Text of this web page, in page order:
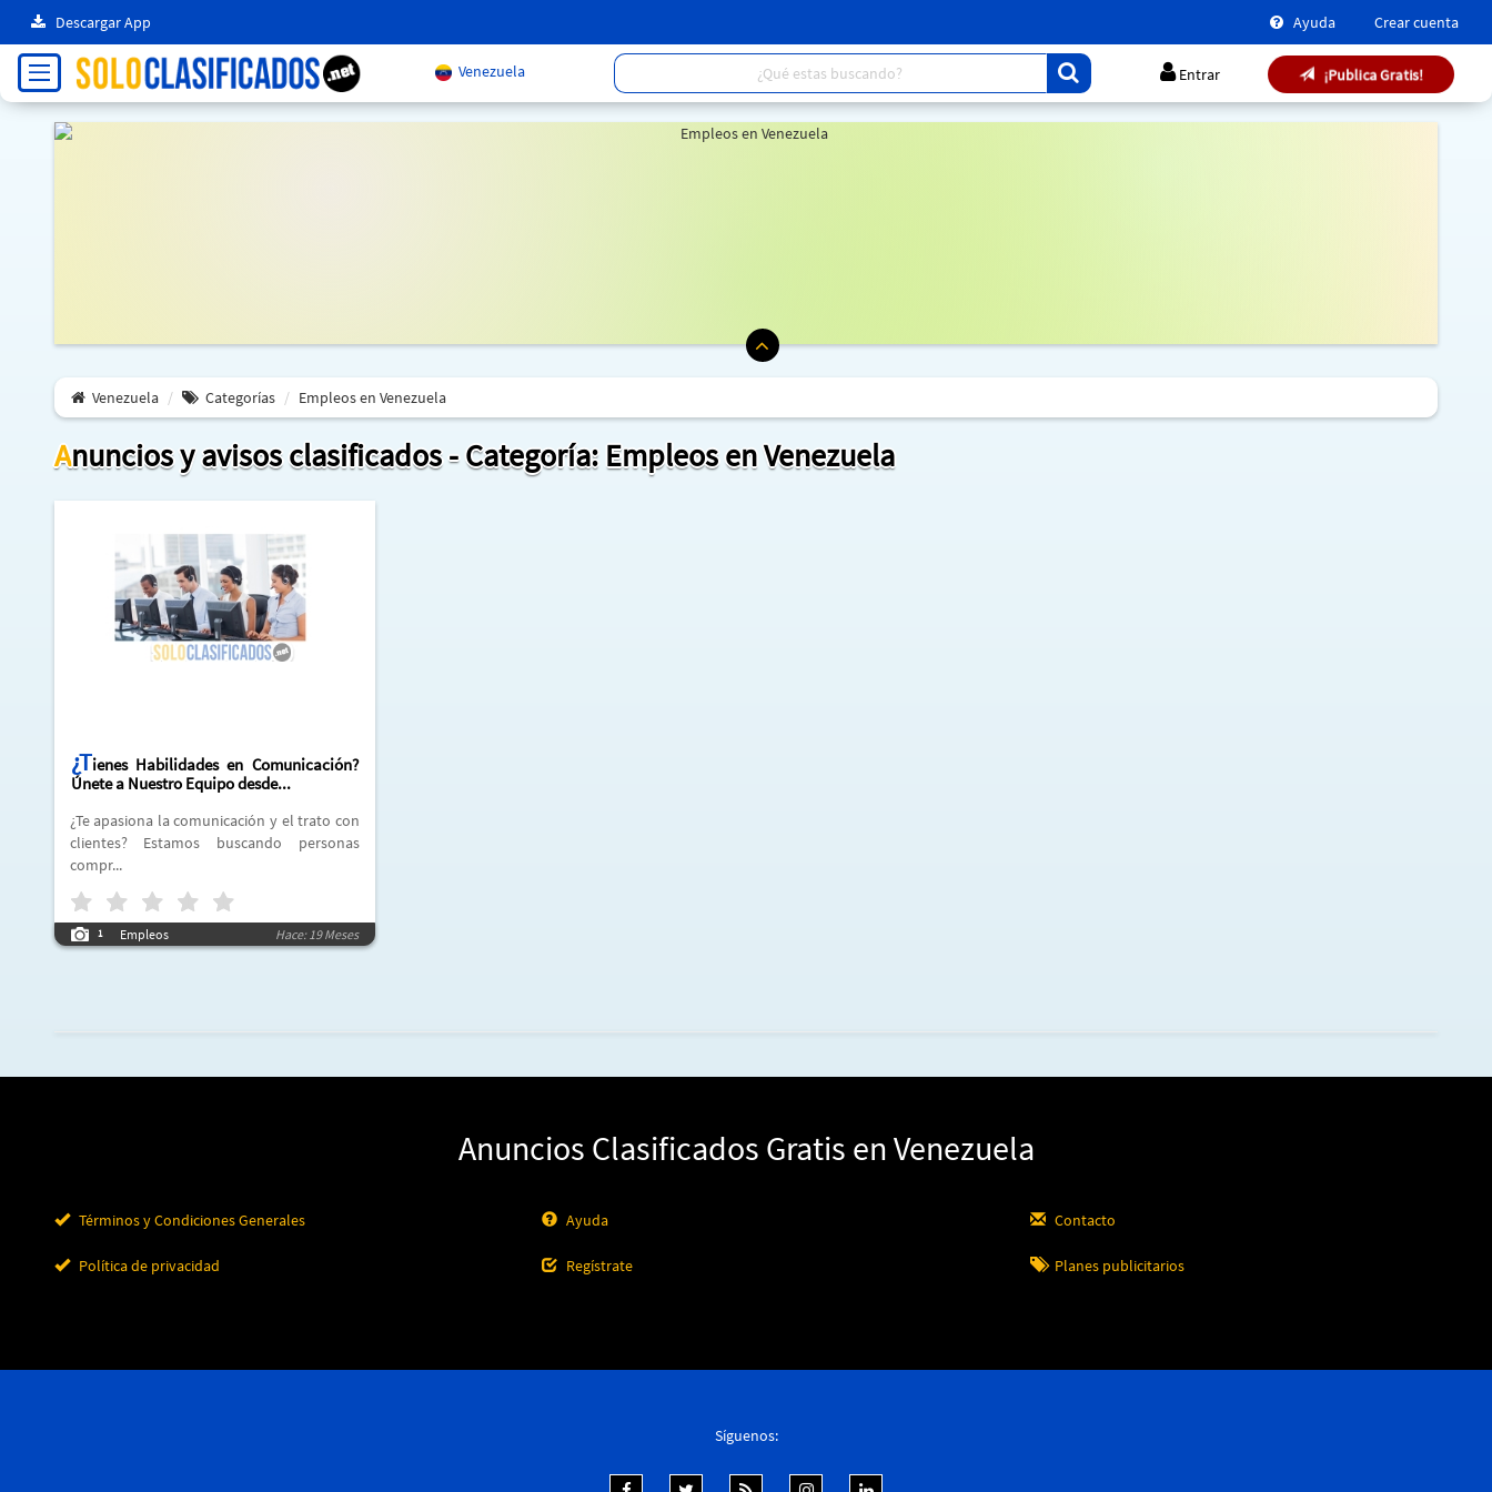
Descargar App Ayuda Crear cuenta
Venezuela Entrar ¡Publica Gratis!
Venezuela Categorías Empleos en Venezuela
Anuncios y avisos clasificados - Categoría: Empleos en Venezuela
¿Tienes Habilidades en Comunicación?
Únete a Nuestro Equipo desde...
¿Te apasiona la comunicación y el trato con
clientes? Estamos buscando personas
compr...
1 Empleos Hace: 19 Meses
Anuncios Clasificados Gratis en Venezuela
Términos y Condiciones Generales
Política de privacidad
Ayuda
Regístrate
Contacto
Planes publicitarios
Síguenos: